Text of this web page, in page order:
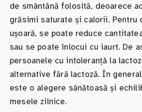
de smântână folosită, deoarece
grăsimi saturate și calorii. Pentru
ușoară, se poate reduce
sau se poate înlocui cu iaurt. De
persoanele cu intoleranță la
alternative fără lactoză. În
este o alegere sănătoasă și
mesele zilnice.